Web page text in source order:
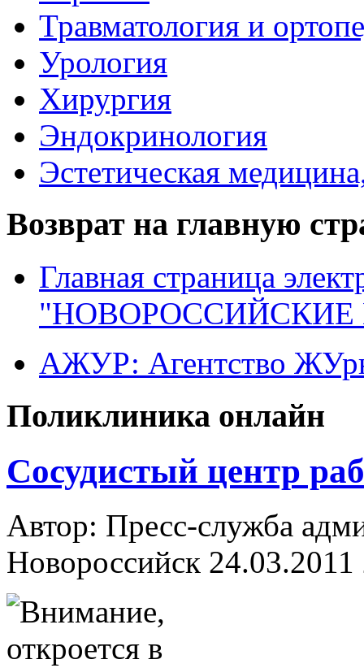
Травматология и
Урология
Хирургия
Эндокринология
Эстетическая
Возврат на главную
Главная страница
"НОВОРОССИЙСКИЕ
АЖУР: Агентство
Поликлиника онлайн
Сосудистый центр
Автор: Пресс-служба
Новороссийск 24.03.2011